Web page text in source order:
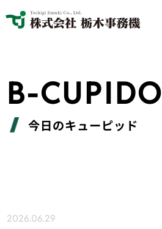
B-CUPIDO
今日のキューピッド
2026.06.29